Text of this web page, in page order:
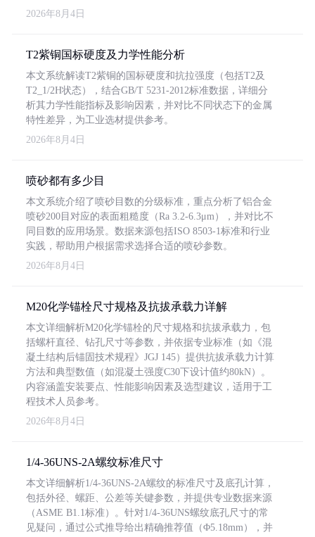
2026年8月4日
T2紫铜国标硬度及力学性能分析
本文系统解读T2紫铜的国标硬度和抗拉强度（包括T2及
T2_1/2H状态），结合GB/T 5231-2012标准数据，详细分
析其力学性能指标及影响因素，并对比不同状态下的金属
特性差异，为工业选材提供参考。
2026年8月4日
喷砂都有多少目
本文系统介绍了喷砂目数的分级标准，重点分析了铝合金
喷砂200目对应的表面粗糙度（Ra 3.2-6.3μm），并对比不
同目数的应用场景。数据来源包括ISO 8503-1标准和行业
实践，帮助用户根据需求选择合适的喷砂参数。
2026年8月4日
M20化学锚栓尺寸规格及抗拔承载力详解
本文详细解析M20化学锚栓的尺寸规格和抗拔承载力，包
括螺杆直径、钻孔尺寸等参数，并依据专业标准（如《混
凝土结构后锚固技术规程》JGJ 145）提供抗拔承载力计算
方法和典型数值（如混凝土强度C30下设计值约80kN）。
内容涵盖安装要点、性能影响因素及选型建议，适用于工
程技术人员参考。
2026年8月4日
1/4-36UNS-2A螺纹标准尺寸
本文详细解析1/4-36UNS-2A螺纹的标准尺寸及底孔计算，
包括外径、螺距、公差等关键参数，并提供专业数据来源
（ASME B1.1标准）。针对1/4-36UNS螺纹底孔尺寸的常
见疑问，通过公式推导给出精确推荐值（Φ5.18mm），并